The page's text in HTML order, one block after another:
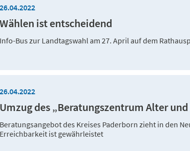
26.04.2022
Wählen ist entscheidend
Info-Bus zur Landtagswahl am 27. April auf dem
26.04.2022
Umzug des „Beratungszentrum Alter und
Beratungsangebot des Kreises Paderborn zieht in den
Erreichbarkeit ist gewährleistet